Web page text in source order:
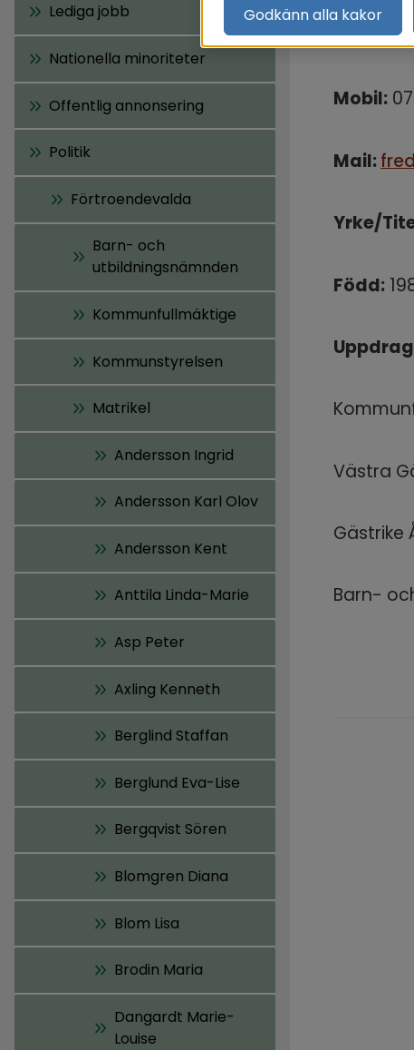
Lediga jobb
Nationella minoriteter
Offentlig annonsering
Politik
Förtroendevalda
Barn- och
utbildningsnämnden
Kommunfullmäktige
Kommunstyrelsen
Matrikel
Andersson Ingrid
Andersson Karl Olov
Andersson Kent
Anttila Linda-Marie
Asp Peter
Axling Kenneth
Berglind Staffan
Berglund Eva-Lise
Bergqvist Sören
Blomgren Diana
Blom Lisa
Brodin Maria
Dangardt Marie-
Louise
Telefon:
Mobil:
Mail:
Yrke/
Född:
Västra
Gästrike
Barn-
Godkänn alla kakor